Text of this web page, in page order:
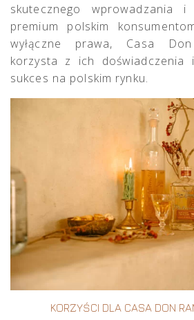
skutecznego wprowadzania
premium polskim
wyłączne prawa, Casa
korzysta z ich doświadczenia
sukces na polskim rynku.
KORZYŚCI DLA CASA DON